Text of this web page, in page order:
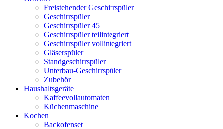
Freistehender Geschirrspüler
Geschirrspüler
Geschirrspüler 45
Geschirrspüler teilintegriert
Geschirrspüler vollintegriert
Gläserspüler
Standgeschirrspüler
Unterbau-Geschirrspüler
Zubehör
Haushaltsgeräte
Kaffeevollautomaten
Küchenmaschine
Kochen
Backofenset